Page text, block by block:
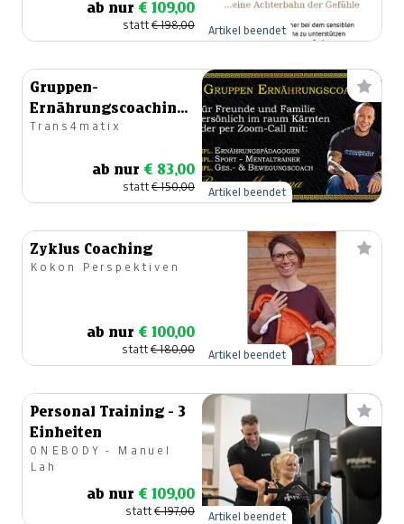
ab nur € 109,00
statt€ 198,00 Artikel beendet
Gruppen-
Ernährungscoaching
mit Rocco Montana
Trans4matix
ab nur € 83,00
statt€ 150,00 Artikel beendet
Zyklus Coaching
Kokon Perspektiven
ab nur € 100,00
statt€ 180,00 Artikel beendet
Personal Training - 3
Einheiten
ONEBODY - Manuel
Lah
ab nur € 109,00
statt€ 197,00 Artikel beendet